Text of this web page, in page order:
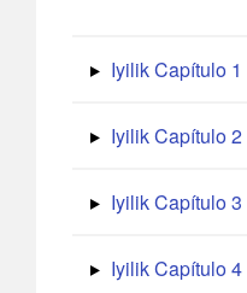
Iyilik Capítulo 1
Iyilik Capítulo 2
Iyilik Capítulo 3
Iyilik Capítulo 4